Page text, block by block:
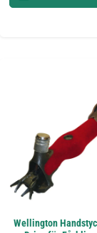
Wellington